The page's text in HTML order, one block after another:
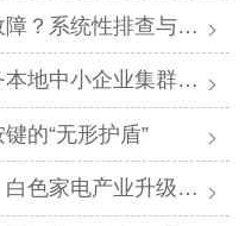
性排查与专业解决方案
声峰ODM贴牌助您轻装上阵
的“无形护盾”
级，声峰源头工厂诚邀加盟